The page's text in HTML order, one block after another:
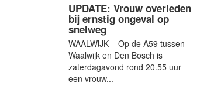
UPDATE: Vrouw overleden
bij ernstig ongeval op
snelweg
WAALWIJK – Op de A59 tussen
Waalwijk en Den Bosch is
zaterdagavond rond 20.55 uur
een vrouw...